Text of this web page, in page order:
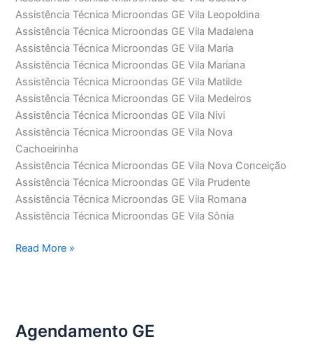
Assistência Técnica Microondas GE Vila Leopoldina
Assistência Técnica Microondas GE Vila Madalena
Assistência Técnica Microondas GE Vila Maria
Assistência Técnica Microondas GE Vila Mariana
Assistência Técnica Microondas GE Vila Matilde
Assistência Técnica Microondas GE Vila Medeiros
Assistência Técnica Microondas GE Vila Nivi
Assistência Técnica Microondas GE Vila Nova
Cachoeirinha
Assistência Técnica Microondas GE Vila Nova Conceição
Assistência Técnica Microondas GE Vila Prudente
Assistência Técnica Microondas GE Vila Romana
Assistência Técnica Microondas GE Vila Sônia
Assistência
Read More »
Agendamento GE